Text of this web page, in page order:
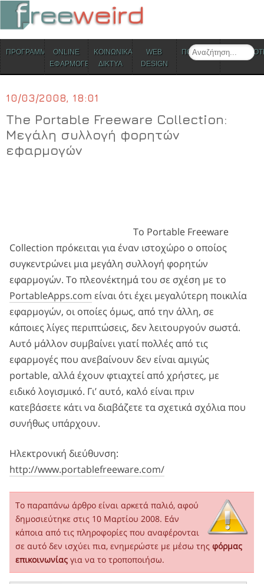
Search
Skip to content
ΠΡΟΓΡΑΜΜΑΤΑONLINE
ΕΦΑΡΜΟΓΕΣ
ΚΟΙΝΩΝΙΚΑ
ΔΙΚΤΥΑ
WEB
DESIGN
ΠΟΛΙΤΙΣΜΟΣ
10/03/2008, 18:01
The Portable Freeware Collection:
Μεγάλη συλλογή φορητών
εφαρμογών
Το Portable Freeware
Collection πρόκειται για έναν ιστοχώρο ο οποίος
συγκεντρώνει μια μεγάλη συλλογή φορητών
εφαρμογών. Το πλεονέκτημά του σε σχέση με το
PortableApps.com είναι ότι έχει μεγαλύτερη ποικιλία
εφαρμογών, οι οποίες όμως, από την άλλη, σε
κάποιες λίγες περιπτώσεις, δεν λειτουργούν σωστά.
Αυτό μάλλον συμβαίνει γιατί πολλές από τις
εφαρμογές που ανεβαίνουν δεν είναι αμιγώς
portable, αλλά έχουν φτιαχτεί από χρήστες, με
ειδικό λογισμικό. Γι’ αυτό, καλό είναι πριν
κατεβάσετε κάτι να διαβάζετε τα σχετικά σχόλια που
συνήθως υπάρχουν.
Ηλεκτρονική διεύθυνση:
http://www.portablefreeware.com/
Το παραπάνω άρθρο είναι αρκετά παλιό, αφού
δημοσιεύτηκε στις 10 Μαρτίου 2008. Εάν
κάποια από τις πληροφορίες που αναφέρονται
σε αυτό δεν ισχύει πια, ενημερώστε με μέσω της φόρμας
επικοινωνίας για να το τροποποιήσω.